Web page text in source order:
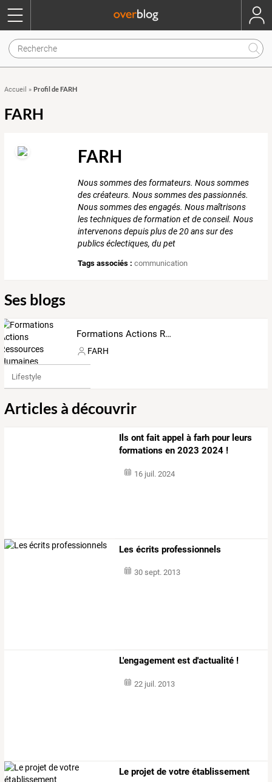
Accueil » Profil de FARH
FARH
FARH
Nous sommes des formateurs. Nous sommes
des créateurs. Nous sommes des passionnés.
Nous sommes des engagés. Nous maîtrisons
les techniques de formation et de conseil. Nous
intervenons depuis plus de 20 ans sur des
publics éclectiques, du pet
Tags associés : communication
Ses blogs
Formations Actions Ressources Humaines
FARH
Lifestyle
Articles à découvrir
Ils ont fait appel à farh pour leurs
formations en 2023 2024 !
16 juil. 2024
Les écrits professionnels
30 sept. 2013
L'engagement est d'actualité !
22 juil. 2013
Le projet de votre établissement